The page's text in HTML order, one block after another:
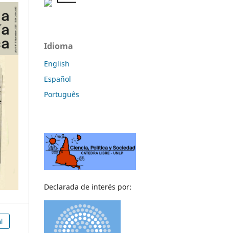
Idioma
English
Español
Português
Declarada de interés por: